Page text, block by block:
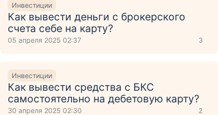
Инвестиции
Как вывести деньги с брокерского
счета себе на карту?
05 апреля 2025 02:37 3
Инвестиции
Как вывести средства с БКС
самостоятельно на дебетовую карту?
30 апреля 2025 02:30 2